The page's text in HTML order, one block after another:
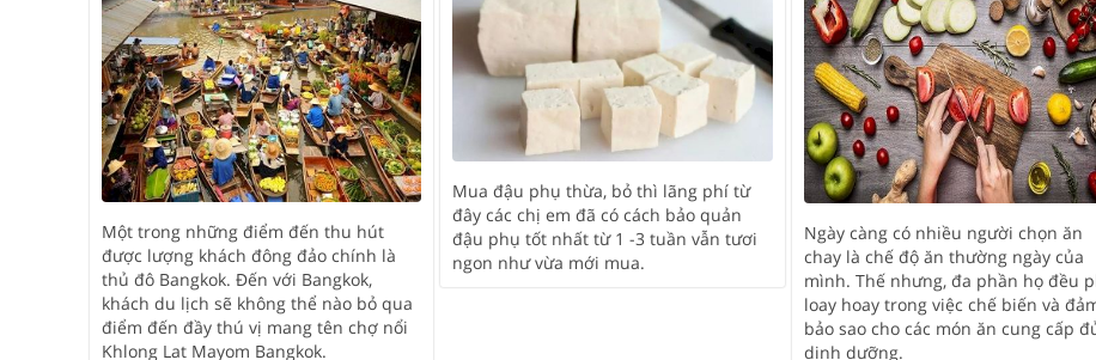
Mua đậu phụ thừa, bỏ thì lãng phí từ
đây các chị em đã có cách bảo quản
đậu phụ tốt nhất từ 1 -3 tuần vẫn tươi
ngon như vừa mới mua.
Một trong những điểm đến thu hút
được lượng khách đông đảo chính là
thủ đô Bangkok. Đến với Bangkok,
khách du lịch sẽ không thể nào bỏ qua
điểm đến đầy thú vị mang tên chợ nổi
Khlong Lat Mayom Bangkok.
Ngày càng có nhiều người chọn ăn
chay là chế độ ăn thường ngày của
mình. Thế nhưng, đa phần họ đều
loay hoay trong việc chế biến và
bảo sao cho các món ăn cung cấp
dinh dưỡng.